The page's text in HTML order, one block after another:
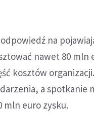
na
nawet 80 mln
kosztów
a spotkanie
mln euro zysku.